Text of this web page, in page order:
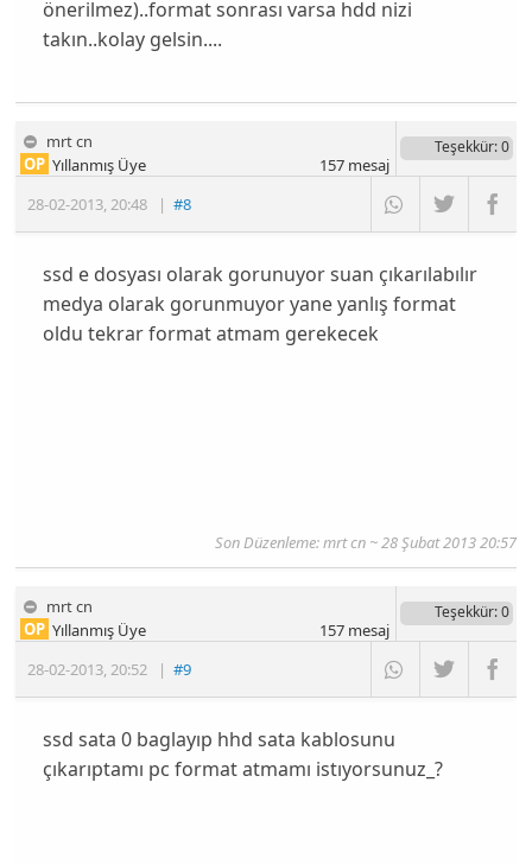
önerilmez)..format sonrası varsa hdd nizi
takın..kolay gelsin....
mrt cn
28-02-2013,20:48 |#8
OP Yıllanmış Üye
Teşekkür: 0
157mesaj
ssd e dosyası olarak gorunuyor suan çıkarılabılır
medya olarak gorunmuyor yane yanlış format
oldu tekrar format atmam gerekecek
Son Düzenleme: mrt cn ~ 28 Şubat 2013 20:57
mrt cn
28-02-2013,20:52 |#9
OP Yıllanmış Üye
Teşekkür: 0
157mesaj
ssd sata 0 baglayıp hhd sata kablosunu
çıkarıptamı pc format atmamı istıyorsunuz_?